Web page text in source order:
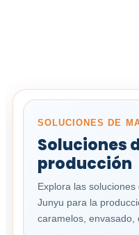
SOLUCIONES DE
Soluciones
producción
Explora las
Junyu para la
caramelos, envasado,